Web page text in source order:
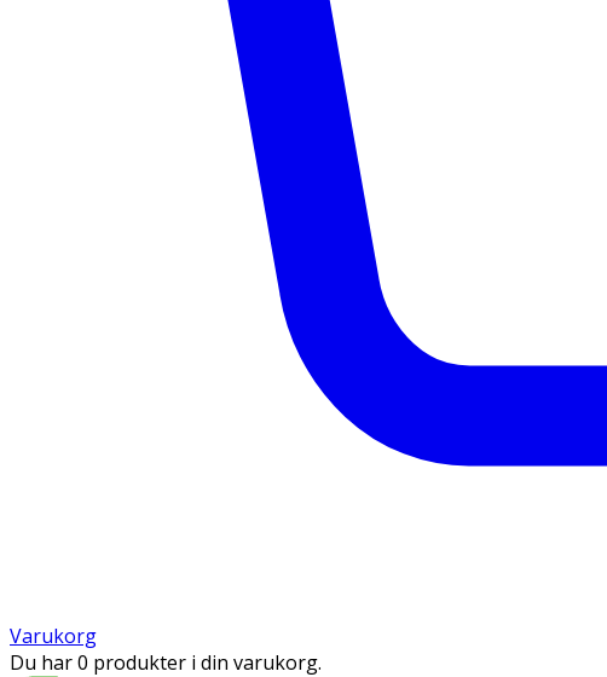
Varukorg
Du har 0 produkter i din varukorg.